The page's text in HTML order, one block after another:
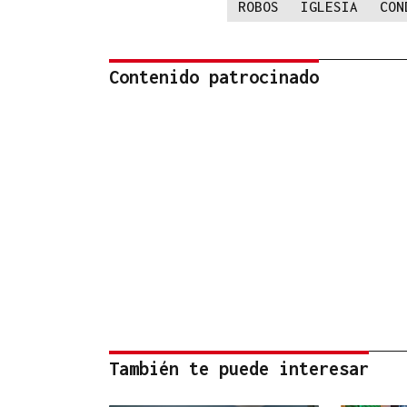
ROBOS IGLESIA
Contenido patrocinado
También te puede interesar